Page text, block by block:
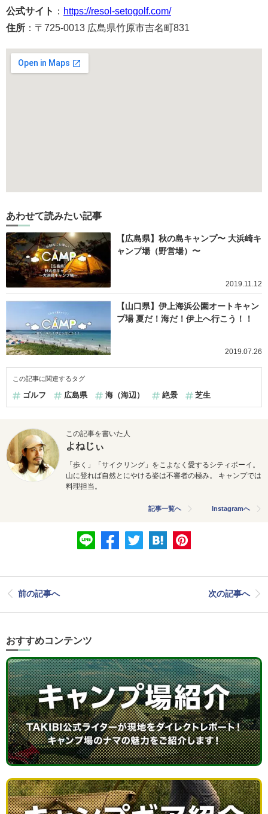
公式サイト ： https://resol-setogolf.com/
住所 ：〒725-0013 広島県竹原市吉名町831
あわせて読みたい記事
【広島県】秋の島キャンプ〜 大浜崎キ
ャンプ場（野営場）〜
2019.11.12
【山口県】伊上海浜公園オートキャン
プ場 夏だ！海だ！伊上へ行こう！！
2019.07.26
この記事に関連するタグ
ゴルフ 広島県 海（海辺） 絶景 芝生
この記事を書いた人
よねじぃ
「歩く」「サイクリング」をこよなく愛するシティボーイ。
山に登れば自然とにやける姿は不審者の極み。 キャンプでは
料理担当。
記事一覧へ Instagramへ
前の記事へ 次の記事へ
おすすめコンテンツ